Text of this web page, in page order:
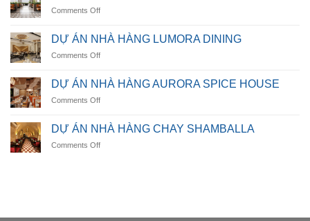
Comments Offon
HIGHLANDS
RESTAURANT
DỰ ÁN NHÀ HÀNG LUMORA DINING
Comments Offon
ÁN
NHÀ
HÀNG
DINING
DỰ ÁN NHÀ HÀNG AURORA SPICE HOUSE
Comments Offon
ÁN
NHÀ
HÀNG
DỰ ÁN NHÀ HÀNG CHAY SHAMBALLA
Comments Offon